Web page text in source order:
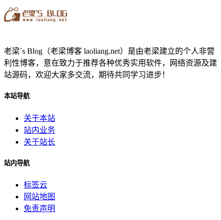
老梁`s Blog（老梁博客 laoliang.net）是由老梁建立的个人非营
利性博客，意在致力于推荐各种优秀实用软件，网络资源及建
站源码，欢迎大家多交流，期待共同学习进步！
本站导航
关于本站
站内业务
关于站长
站内导航
标签云
网站地图
免责声明